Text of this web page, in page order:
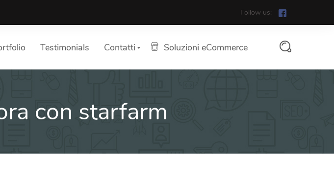
Follow us:
Testimonials Contatti Soluzioni eCommerce
con starfarm